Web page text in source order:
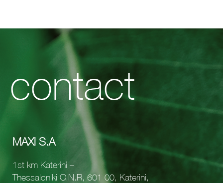
που διατηρούμε για εσάς.
2. Δικαίωμα διόρθωσης - έχετε το δικαίωμα να ζητήσετε να διορθώσουμε τυχόν ανακριβή
ή ελλιπή δεδομένα που διατηρούμε, σχετικά με εσάς.
3. Δικαίωμα στη λήθη - σε ορισμένες περιπτώσεις μπορείτε να ζητήσετε να διαγραφούν
τα δεδομένα που διατηρούμε για εσάς από τα αρχεία μας.
4. Δικαίωμα περιορισμού της επεξεργασίας – υπό όρους, περιορισμός επεξεργασίας
δεδομένων.
5. Δικαίωμα ελέγχου - Σε περίπτωση που η Εταιρία μας αρνείται το αίτημά σας
σύμφωνα με τα δικαιώματα πρόσβασης, σας παράσχουμε ένα νομικά βάσιμο αίτιο.
Παράλληλα, διατηρείτε το δικαίωμα παραπόνου απευθείας στον αρμόδιο φορέα, Αρχή
Προστασίας Δεδομένων Προσωπικού Χαρακτήρα contact@dpa.gr.
contact
MAXI S.A
1st km Katerini –
Thessaloniki O.N.R, 601 00, Katerini,